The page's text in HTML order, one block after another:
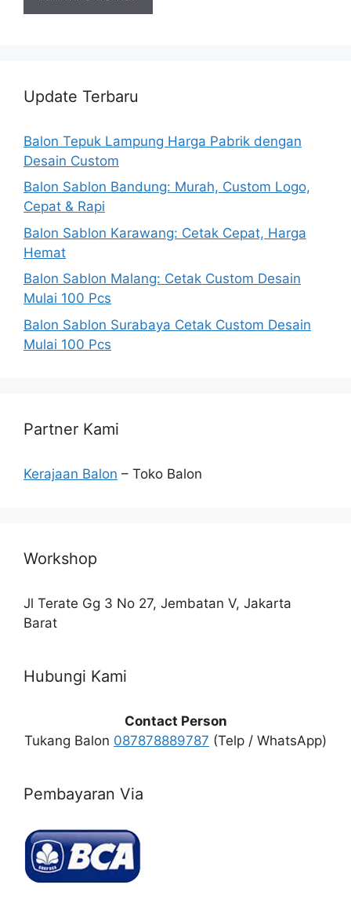
Update Terbaru
Balon Tepuk Lampung Harga Pabrik dengan
Desain Custom
Balon Sablon Bandung: Murah, Custom Logo,
Cepat & Rapi
Balon Sablon Karawang: Cetak Cepat, Harga
Hemat
Balon Sablon Malang: Cetak Custom Desain
Mulai 100 Pcs
Balon Sablon Surabaya Cetak Custom Desain
Mulai 100 Pcs
Partner Kami
Kerajaan Balon – Toko Balon
Workshop
Jl Terate Gg 3 No 27, Jembatan V, Jakarta
Barat
Hubungi Kami
Contact Person
Tukang Balon 087878889787 (Telp / WhatsApp)
Pembayaran Via